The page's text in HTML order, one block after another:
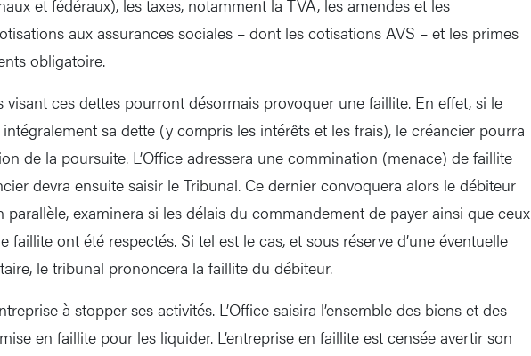
et fédéraux), les taxes, notamment la TVA, les amendes et les
aux assurances sociales – dont les cotisations AVS – et les primes
obligatoire.
visant ces dettes pourront désormais provoquer une faillite. En effet, si le
sa dette (y compris les intérêts et les frais), le créancier pourra
de la poursuite. L’Office adressera une commination (menace) de faillite
devra ensuite saisir le Tribunal. Ce dernier convoquera alors le débiteur
parallèle, examinera si les délais du commandement de payer ainsi que ceux
faillite ont été respectés. Si tel est le cas, et sous réserve d’une éventuelle
le tribunal prononcera la faillite du débiteur.
à stopper ses activités. L’Office saisira l’ensemble des biens et des
en faillite pour les liquider. L’entreprise en faillite est censée avertir son